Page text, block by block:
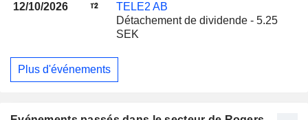
12/10/2026
TELE2 AB
Détachement de dividende - 5.25
SEK
Plus d'événements